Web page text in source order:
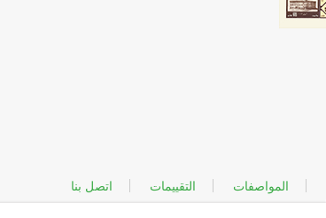
المواصفات التقييمات اتصل بنا